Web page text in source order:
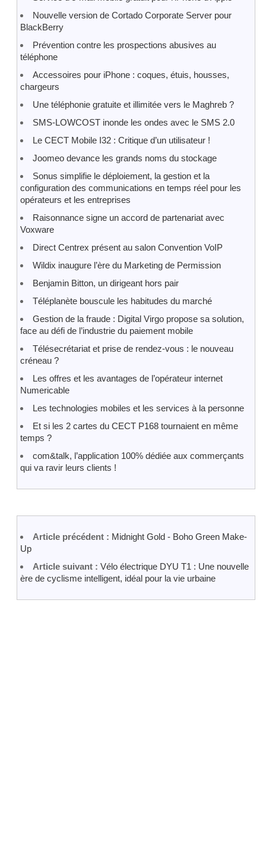
Nouvelle version de Cortado Corporate Server pour
BlackBerry
Prévention contre les prospections abusives au
téléphone
Accessoires pour iPhone : coques, étuis, housses,
chargeurs
Une téléphonie gratuite et illimitée vers le Maghreb ?
SMS-LOWCOST inonde les ondes avec le SMS 2.0
Le CECT Mobile I32 : Critique d’un utilisateur !
Joomeo devance les grands noms du stockage
Sonus simplifie le déploiement, la gestion et la
configuration des communications en temps réel pour les
opérateurs et les entreprises
Raisonnance signe un accord de partenariat avec
Voxware
Direct Centrex présent au salon Convention VoIP
Wildix inaugure l’ère du Marketing de Permission
Benjamin Bitton, un dirigeant hors pair
Téléplanète bouscule les habitudes du marché
Gestion de la fraude : Digital Virgo propose sa solution,
face au défi de l’industrie du paiement mobile
Télésecrétariat et prise de rendez-vous : le nouveau
créneau ?
Les offres et les avantages de l’opérateur internet
Numericable
Les technologies mobiles et les services à la personne
Et si les 2 cartes du CECT P168 tournaient en même
temps ?
com&talk, l’application 100% dédiée aux commerçants
qui va ravir leurs clients !
Article précédent : Midnight Gold - Boho Green Make-
Up
Article suivant : Vélo électrique DYU T1 : Une nouvelle
ère de cyclisme intelligent, idéal pour la vie urbaine